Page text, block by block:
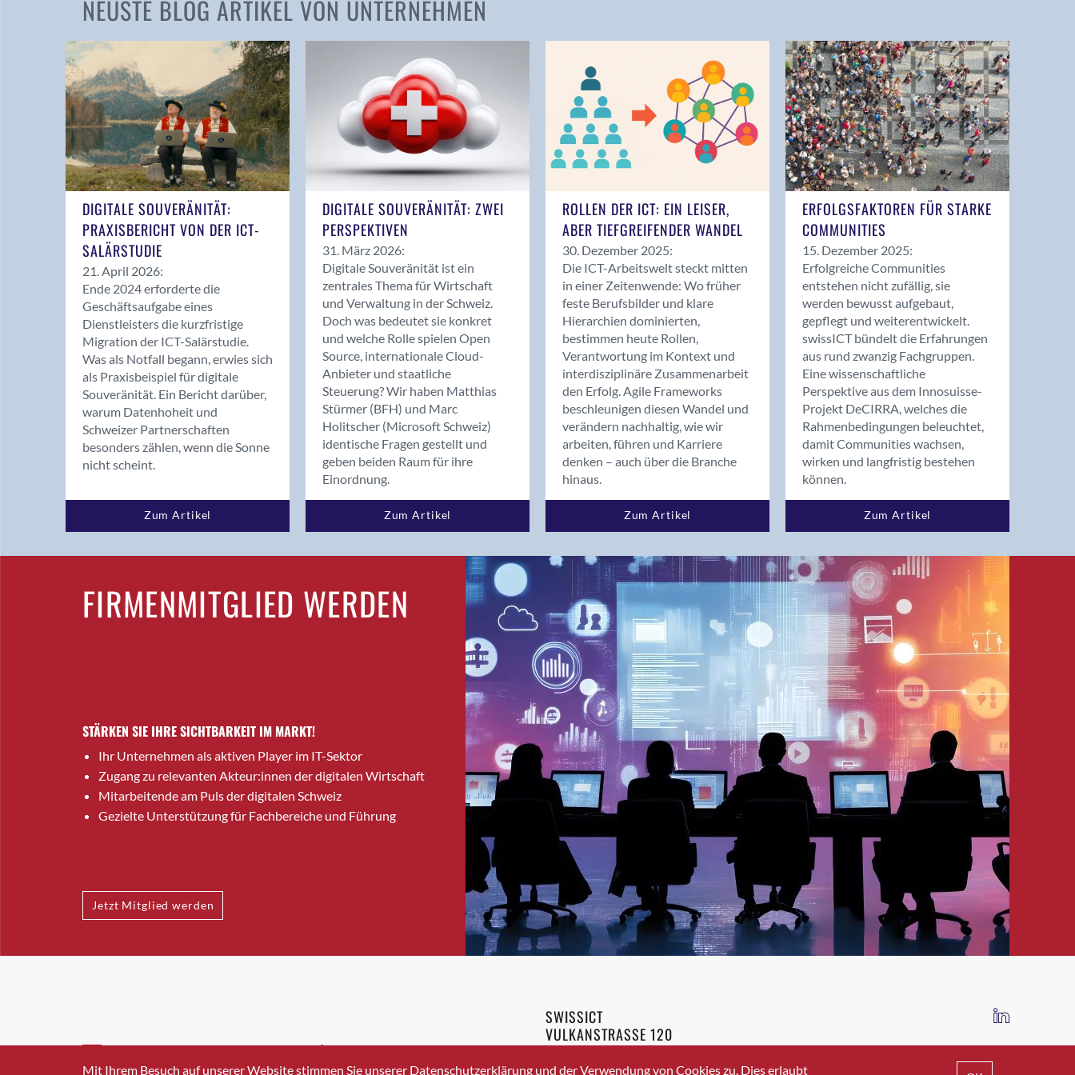
Andelfingen
Balsthal
Balzers
Bassersdorf
Benken (SG)
Bergdietikon
Bern - Liebefeld
Birsfelden
Bolligen
Bonaduz
Bonstetten
Bottighofen
Bremgarten bei Bern
Brig-Glis
Bronschhofen
Brugg
Brugg AG
Burgdorf
Bäretswil
Bülach
Cazis
Crissier
Davos Platz
NEUSTE BLOG ARTIKEL VON UNTERNEHMEN
DIGITALE SOUVERÄNITÄT:
PRAXISBERICHT VON DER ICT-
SALÄRSTUDIE
21. April 2026:
Ende 2024 erforderte die
Geschäftsaufgabe eines
Dienstleisters die kurzfristige
Migration der ICT-Salärstudie.
Was als Notfall begann, erwies sich
als Praxisbeispiel für digitale
Souveränität. Ein Bericht darüber,
warum Datenhoheit und
Schweizer Partnerschaften
besonders zählen, wenn die Sonne
nicht scheint.
Zum Artikel
DIGITALE SOUVERÄNITÄT: ZWEI
PERSPEKTIVEN
31. März 2026:
Digitale Souveränität ist ein
zentrales Thema für Wirtschaft
und Verwaltung in der Schweiz.
Doch was bedeutet sie konkret
und welche Rolle spielen Open
Source, internationale Cloud-
Anbieter und staatliche
Steuerung? Wir haben Matthias
Stürmer (BFH) und Marc
Holitscher (Microsoft Schweiz)
identische Fragen gestellt und
geben beiden Raum für ihre
Einordnung.
Zum Artikel
ROLLEN DER ICT: EIN LEISER,
ABER TIEFGREIFENDER WANDEL
30. Dezember 2025:
Die ICT-Arbeitswelt steckt mitten
in einer Zeitenwende: Wo früher
feste Berufsbilder und klare
Hierarchien dominierten,
bestimmen heute Rollen,
Verantwortung im Kontext und
interdisziplinäre Zusammenarbeit
den Erfolg. Agile Frameworks
beschleunigen diesen Wandel und
verändern nachhaltig, wie wir
arbeiten, führen und Karriere
denken – auch über die Branche
hinaus.
Zum Artikel
ERFOLGSFAKTOREN FÜR STARKE
COMMUNITIES
15. Dezember 2025:
Erfolgreiche Communities
entstehen nicht zufällig, sie
werden bewusst aufgebaut,
gepflegt und weiterentwickelt.
swissICT bündelt die Erfahrungen
aus rund zwanzig Fachgruppen.
Eine wissenschaftliche
Perspektive aus dem Innosuisse-
Projekt DeCIRRA, welches die
Rahmenbedingungen beleuchtet,
damit Communities wachsen,
wirken und langfristig bestehen
können.
Zum Artikel
FIRMENMITGLIED WERDEN
STÄRKEN SIE IHRE SICHTBARKEIT IM MARKT!
Ihr Unternehmen als aktiven Player im IT-Sektor
Zugang zu relevanten Akteur:innen der digitalen Wirtschaft
Mitarbeitende am Puls der digitalen Schweiz
Gezielte Unterstützung für Fachbereiche und Führung
Jetzt Mitglied werden
INFO@SWISSICT.CH +41 43 336 40 20
SWISSICT
VULKANSTRASSE 120
8048 ZURICH
IMPRESSUM DATENSCHUTZ AGB
Mit Ihrem Besuch auf unserer Website stimmen Sie unserer Datenschutzerklärung und der Verwendung von Cookies zu. Dies erlaubt